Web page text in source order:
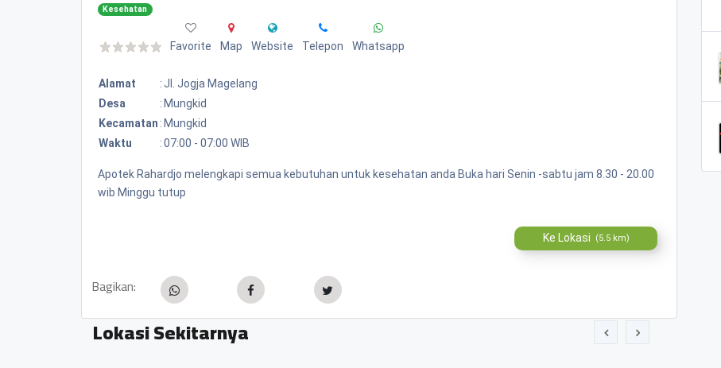
Kesehatan
Favorite Map Website Telepon Whatsapp
Alamat : Jl. Jogja Magelang
Desa
: Mungkid
Kecamatan : Mungkid
Waktu
:07:00 - 07:00 WIB
Apotek Rahardjo melengkapi semua kebutuhan untuk kesehatan anda Buka hari Senin -sabtu jam 8.30 - 20.00
wib Minggu tutup
Ke Lokasi (5.5 km)
Bagikan:
Lokasi Sekitarnya